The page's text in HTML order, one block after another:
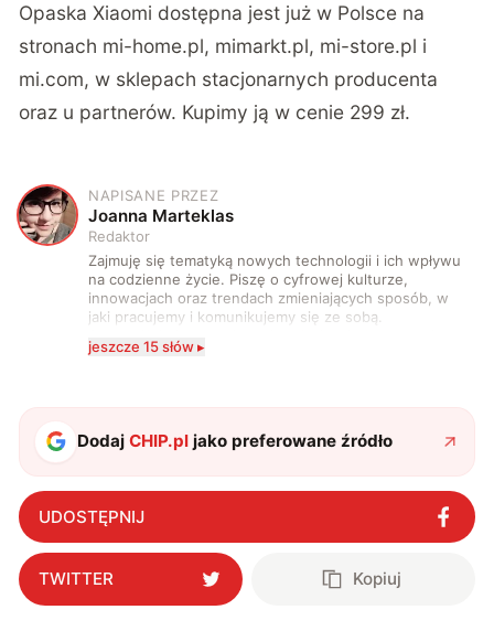
Opaska Xiaomi dostępna jest już w Polsce na
stronach mi-home.pl, mimarkt.pl, mi-store.pl i
mi.com, w sklepach stacjonarnych producenta
oraz u partnerów. Kupimy ją w cenie 299 zł.
J
NAPISANE PRZEZ
Joanna Marteklas
Redaktor
Zajmuję się tematyką nowych technologii i ich wpływu
na codzienne życie. Piszę o cyfrowej kulturze,
innowacjach oraz trendach zmieniających sposób, w
jaki pracujemy i komunikujemy się ze sobą.
technologii a współczesną popkulturą. W wolnych
jeszcze 15 słów ▸
DodajCHIP.pl jako preferowane źródło
UDOSTĘPNIJ
TWITTER Kopiuj